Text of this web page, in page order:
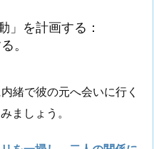
」を計画する ：
。
緒で彼の元へ会いに行く
ましょう。